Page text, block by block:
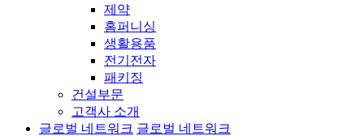
제약
홈퍼니싱
생활용품
전기전자
패키징
건설부문
고객사 소개
글로벌 네트워크 글로벌 네트워크